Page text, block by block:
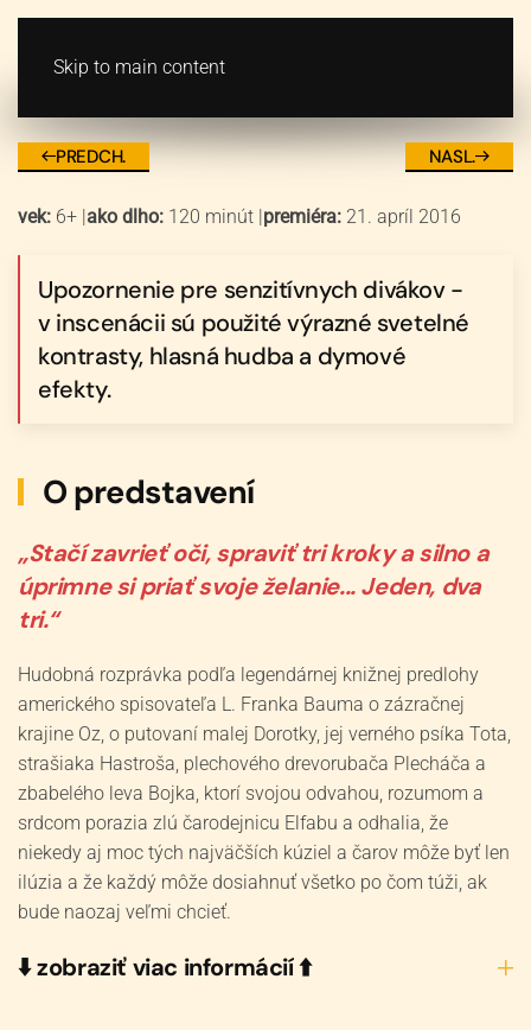
Skip to main content
PREDCH. NASL.
vek: 6+ |ako dlho: 120 minút |premiéra: 21. apríl 2016
Upozornenie pre senzitívnych divákov -
v inscenácii sú použité výrazné svetelné
kontrasty, hlasná hudba a dymové
efekty.
O predstavení
„Stačí zavrieť oči, spraviť tri kroky a silno a
úprimne si priať svoje želanie... Jeden, dva
tri.“
Hudobná rozprávka podľa legendárnej knižnej predlohy
amerického spisovateľa L. Franka Bauma o zázračnej
krajine Oz, o putovaní malej Dorotky, jej verného psíka Tota,
strašiaka Hastroša, plechového drevorubača Plecháča a
zbabelého leva Bojka, ktorí svojou odvahou, rozumom a
srdcom porazia zlú čarodejnicu Elfabu a odhalia, že
niekedy aj moc tých najväčších kúziel a čarov môže byť len
ilúzia a že každý môže dosiahnuť všetko po čom túži, ak
bude naozaj veľmi chcieť.
⬇️ zobraziť viac informácií ⬆️